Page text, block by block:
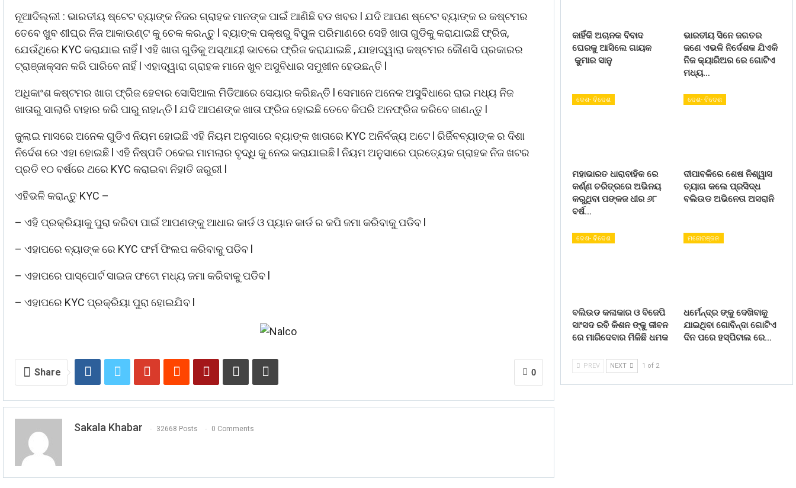
ନୂଆଦିଲ୍ଲୀ : ଭାରତୀୟ ଷ୍ଟେଟ ବ୍ୟାଙ୍କ ନିଜର ଗ୍ରାହକ ମାନଙ୍କ ପାଇଁ ଆଣିଛି ବଡ ଖବର l ଯଦି ଆପଣ ଷ୍ଟେଟ ବ୍ୟାଙ୍କ ର କଷ୍ଟମର
ତେବେ ଖୁବ ଶୀଘ୍ର ନିଜ ଆକାଉଣ୍ଟ କୁ ଚେକ କରନ୍ତୁ l ବ୍ୟାଙ୍କ ପକ୍ଷରୁ ବିପୁଳ ପରିମାଣରେ ସେହି ଖାତା ଗୁଡିକୁ କରାଯାଇଛି ଫ୍ରିଜ,
ଯେଉଁଥିରେ KYC କରାଯାଇ ନାହିଁ l ଏହି ଖାତା ଗୁଡିକୁ ଅସ୍ଥାୟୀ ଭାବରେ ଫ୍ରିଜ କରାଯାଇଛି , ଯାହାଦ୍ୱାରା କଷ୍ଟମର କୌଣସି ପ୍ରକାରର
ଟ୍ରାଞ୍ଜାକ୍ସନ କରି ପାରିବେ ନାହିଁ l ଏହାଦ୍ୱାରା ଗ୍ରାହକ ମାନେ ଖୁବ ଅସୁବିଧାର ସମୁଖୀନ ହେଉଛନ୍ତି l
ଅଧିକାଂଶ କଷ୍ଟମର ଖାତା ଫ୍ରିଜ ହେବାର ସୋସିଆଲ ମିଡିଆରେ ସେୟାର କରିଛନ୍ତି l ସେମାନେ ଅନେକ ଅସୁବିଧାରେ ରାଇ ମଧ୍ୟ ନିଜ
ଖାତାରୁ ସାଲାରି ବାହାର କରି ପାରୁ ନାହାନ୍ତି l ଯଦି ଆପଣଙ୍କ ଖାତା ଫ୍ରିଜ ହୋଇଛି ତେବେ କିପରି ଅନଫ୍ରିଜ କରିବେ ଜାଣନ୍ତୁ l
ଜୁଲାଇ ମାସରେ ଅନେକ ଗୁଡିଏ ନିୟମ ହୋଇଛି ଏହି ନିୟମ ଅନୁସାରେ ବ୍ୟାଙ୍କ ଖାତାରେ KYC ଅନିର୍ବଜ୍ୟ ଅଟେ l ରିର୍ଜିବବ୍ୟାଙ୍କ ର ଦିଶା
ନିର୍ଦେଶ ରେ ଏହା ହୋଇଛି l ଏହି ନିଷ୍ପତି ଠକେଇ ମାମଲାର ବୃଦ୍ଧି କୁ ନେଇ କରାଯାଇଛି l ନିୟମ ଅନୁସାରେ ପ୍ରତ୍ୟେକ ଗ୍ରାହକ ନିଜ ଖଟର
ପ୍ରତି ୧୦ ବର୍ଷରେ ଥରେ KYC କରାଇବା ନିହାତି ଜରୁରୀ l
ଏହିଭଳି କରାନ୍ତୁ KYC –
– ଏହି ପ୍ରକ୍ରିୟାକୁ ପୁରା କରିବା ପାଇଁ ଆପଣଙ୍କୁ ଆଧାର କାର୍ଡ ଓ ପ୍ୟାନ କାର୍ଡ ର କପି ଜମା କରିବାକୁ ପଡିବ l
– ଏହାପରେ ବ୍ୟାଙ୍କ ରେ KYC ଫର୍ମ ଫିଲପ କରିବାକୁ ପଡିବ l
– ଏହାପରେ ପାସ୍ପୋର୍ଟ ସାଇଜ ଫଟୋ ମଧ୍ୟ ଜମା କରିବାକୁ ପଡିବ l
– ଏହାପରେ KYC ପ୍ରକ୍ରିୟା ପୁରା ହୋଇଯିବ l
0
Share
Sakala Khabar 32668 Posts 0 Comments
କାହିଁକି ଅଚାନକ ବିବାଦ
ଘେରକୁ ଆସିଲେ ଗାୟକ
କୁମାର ସାନୁ
ଭାରତୀୟ ସିନେ ଜଗତର
ଜଣେ ଏଭଳି ନିର୍ଦେଶକ ଯିଏକି
ନିଜ କ୍ୟାରିଅର ରେ ଗୋଟିଏ
ମଧ୍ୟ…
ଦେଶ- ବିଦେଶ
ମହାଭାରତ ଧାରାବାହିକ ରେ
କର୍ଣ୍ଣ ଚରିତ୍ରରେ ଅଭିନୟ
କରୁଥିବା ପଙ୍କଜ ଧୀର ୬୮
ବର୍ଷ…
ଦେଶ- ବିଦେଶ
ଦୀପାବଳିରେ ଶେଷ ନିଶ୍ୱାସ
ତ୍ୟାଗ କଲେ ପ୍ରସିଦ୍ଧ
ବଲିଉଡ ଅଭିନେତା ଅସରାନି
ଦେଶ- ବିଦେଶ
ବଲିଉଡ କଳାକାର ଓ ବିଜେପି
ସାଂସଦ ରବି କିଶନ ଙ୍କୁ ଜୀବନ
ରେ ମାରିଦେବାର ମିଳିଛି ଧମକ
ମନୋରଞ୍ଜନ
ଧର୍ମେନ୍ଦ୍ର ଙ୍କୁ ଦେଖିବାକୁ
ଯାଇଥିବା ଗୋବିନ୍ଦା ଗୋଟିଏ
ଦିନ ପରେ ହସ୍ପିଟାଲ ରେ…
PREV NEXT 1 of 2